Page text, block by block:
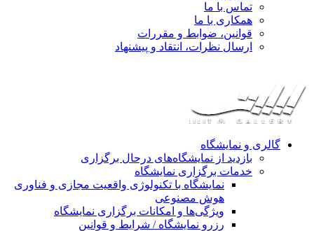
تماس با ما
همکاری با ما
قوانین، ضوابط و مقررات
ارسال نظرات، انتقاد و پیشنهاد
گالری و نمایشگاه
بازدید از نمایشگاه‌های درحال برگزاری
خدمات برگزاری نمایشگاه
نمایشگاه با تکنولوژی واقعیت مجازی و فناوری
هوش مصنوعی
ویژگی‌ها و امکانات برگزاری نمایشگاه
رزرو نمایشگاه / شرایط و قوانین